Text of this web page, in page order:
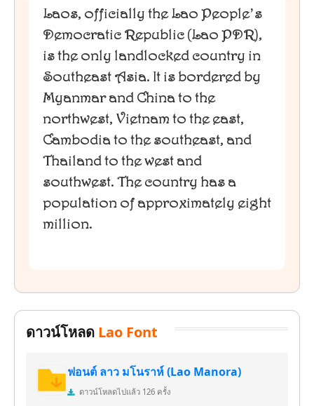
Laos, officially the Lao People’s
Democratic Republic (Lao PDR),
is the only landlocked country in
Southeast Asia. It is bordered by
Myanmar and China to the
northwest, Vietnam to the east,
Cambodia to the southeast, and
Thailand to the west and
southwest. The country has a
population of approximately eight
million.
ดาวน์โหลด Lao Font
ฟอนต์ ลาว มโนราห์ (Lao Manora)
ดาวน์โหลดไปแล้ว 126 ครั้ง